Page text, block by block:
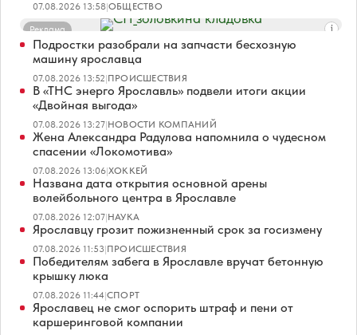
07.08.2026 13:58|ОБЩЕСТВО
Реклама
Подростки разобрали на запчасти бесхозную
машину ярославца
07.08.2026 13:52|ПРОИСШЕСТВИЯ
В «ТНС энерго Ярославль» подвели итоги акции
«Двойная выгода»
07.08.2026 13:27|НОВОСТИ КОМПАНИЙ
Жена Александра Радулова напомнила о чудесном
спасении «Локомотива»
07.08.2026 13:06|ХОККЕЙ
Названа дата открытия основной арены
волейбольного центра в Ярославле
07.08.2026 12:07|НАУКА
Ярославцу грозит пожизненный срок за госизмену
07.08.2026 11:53|ПРОИСШЕСТВИЯ
Победителям забега в Ярославле вручат бетонную
крышку люка
07.08.2026 11:44|СПОРТ
Ярославец не смог оспорить штраф и пени от
каршеринговой компании